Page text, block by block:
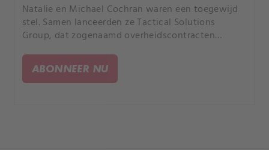
Natalie en Michael Cochran waren een toegewijd
stel. Samen lanceerden ze Tactical Solutions
Group, dat zogenaamd overheidscontracten
ABONNEER NU